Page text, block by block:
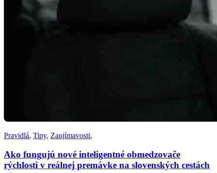
Pravidlá, Tipy, Zaujímavosti,
Ako fungujú nové inteligentné obmedzovače
rýchlosti v reálnej premávke na slovenských cestách